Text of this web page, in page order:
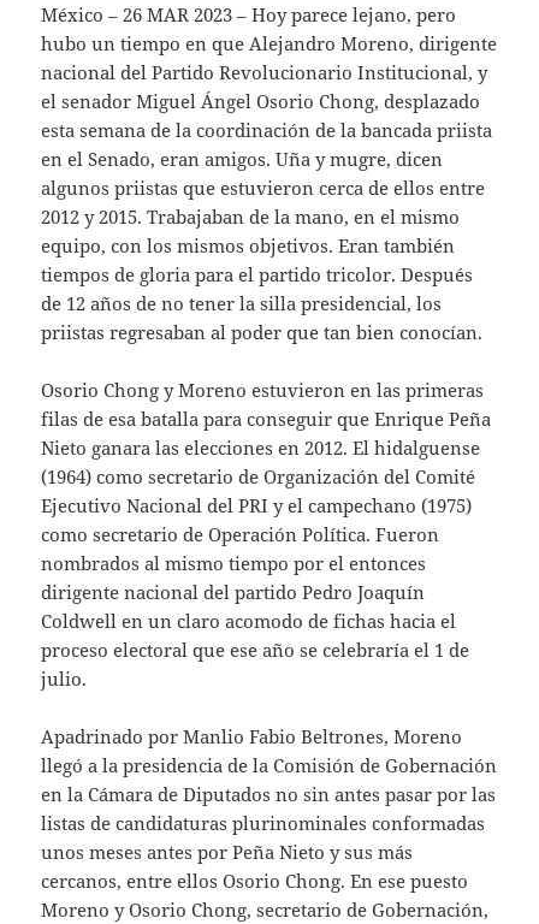
México – 26 MAR 2023 – Hoy parece lejano, pero
hubo un tiempo en que Alejandro Moreno, dirigente
nacional del Partido Revolucionario Institucional, y
el senador Miguel Ángel Osorio Chong, desplazado
esta semana de la coordinación de la bancada priista
en el Senado, eran amigos. Uña y mugre, dicen
algunos priistas que estuvieron cerca de ellos entre
2012 y 2015. Trabajaban de la mano, en el mismo
equipo, con los mismos objetivos. Eran también
tiempos de gloria para el partido tricolor. Después
de 12 años de no tener la silla presidencial, los
priistas regresaban al poder que tan bien conocían.
Osorio Chong y Moreno estuvieron en las primeras
filas de esa batalla para conseguir que Enrique Peña
Nieto ganara las elecciones en 2012. El hidalguense
(1964) como secretario de Organización del Comité
Ejecutivo Nacional del PRI y el campechano (1975)
como secretario de Operación Política. Fueron
nombrados al mismo tiempo por el entonces
dirigente nacional del partido Pedro Joaquín
Coldwell en un claro acomodo de fichas hacia el
proceso electoral que ese año se celebraría el 1 de
julio.
Apadrinado por Manlio Fabio Beltrones, Moreno
llegó a la presidencia de la Comisión de Gobernación
en la Cámara de Diputados no sin antes pasar por las
listas de candidaturas plurinominales conformadas
unos meses antes por Peña Nieto y sus más
cercanos, entre ellos Osorio Chong. En ese puesto
Moreno y Osorio Chong, secretario de Gobernación,